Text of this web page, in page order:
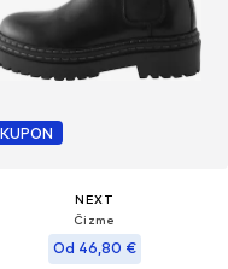
KUPON
NEXT
Čizme
Od 46,80 €